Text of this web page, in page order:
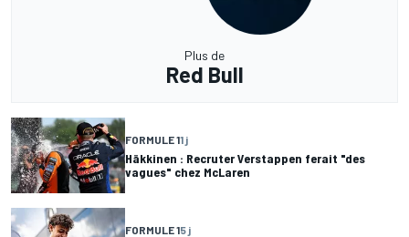
Plus de
Red Bull
FORMULE 11 j
Häkkinen : Recruter Verstappen ferait "des
vagues" chez McLaren
FORMULE 15 j